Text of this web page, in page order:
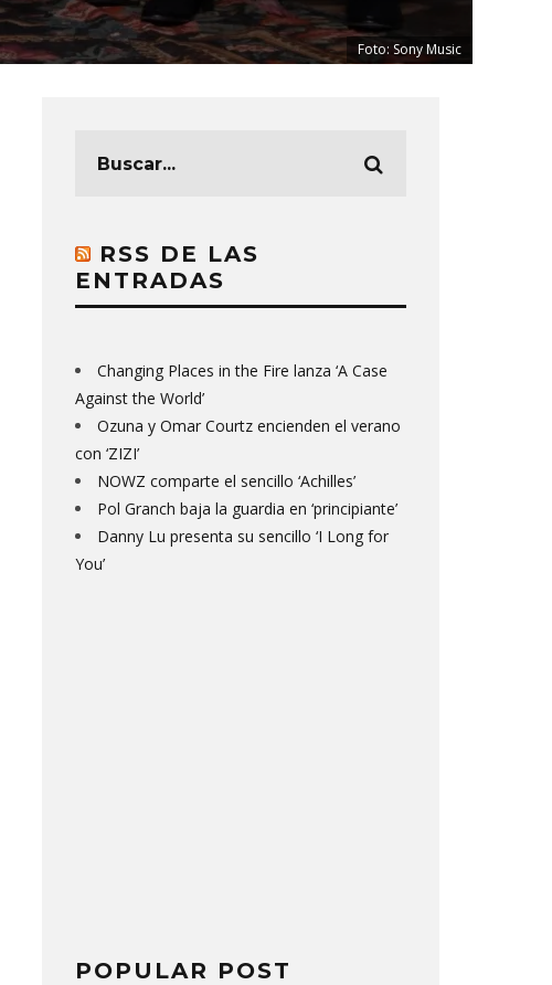
Foto: Sony Music
RSS DE LAS
ENTRADAS
Changing Places in the Fire lanza ‘A Case
Against the World’
Ozuna y Omar Courtz encienden el verano
con ‘ZIZI’
NOWZ comparte el sencillo ‘Achilles’
Pol Granch baja la guardia en ‘principiante’
Danny Lu presenta su sencillo ‘I Long for
You’
POPULAR POST